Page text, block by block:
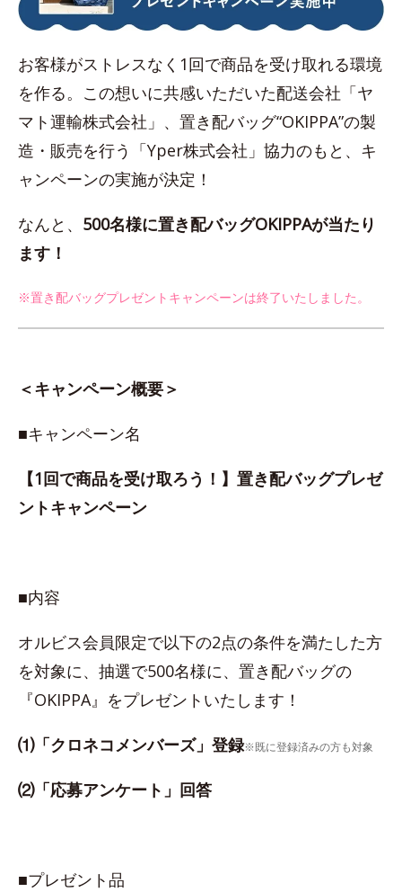
お客様がストレスなく1回で商品を受け取れる環境
を作る。この想いに共感いただいた配送会社「ヤ
マト運輸株式会社」、置き配バッグ“OKIPPA”の製
造・販売を行う「Yper株式会社」協力のもと、キ
ャンペーンの実施が決定！
なんと、 500名様に置き配バッグOKIPPAが当たり
ます！
※置き配バッグプレゼントキャンペーンは終了いたしました。
＜キャンペーン概要＞
■キャンペーン名
【1回で商品を受け取ろう！】置き配バッグプレゼ
ントキャンペーン
■内容
オルビス会員限定で以下の2点の条件を満たした方
を対象に、抽選で500名様に、置き配バッグの
『OKIPPA』をプレゼントいたします！
⑴「クロネコメンバーズ」登録※既に登録済みの方も対象
⑵「応募アンケート」回答
■プレゼント品